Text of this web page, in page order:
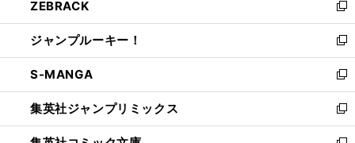
く
で
開
く
ド
ウ
で
開
く
ィ
ン
ド
ウ
で
開
く
い
ウ
ィ
ン
ド
ウ
で
開
ZEBRACK
新
し
い
ウ
ィ
ン
ド
ウ
ジャンプルーキー！
新
し
い
ウ
ィ
ン
S-MANGA
新
し
い
ウ
集英社ジャンプリミックス
新
し